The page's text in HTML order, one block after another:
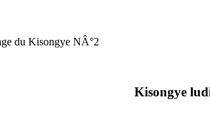
du Kisongye NÂ°2
Kisongye